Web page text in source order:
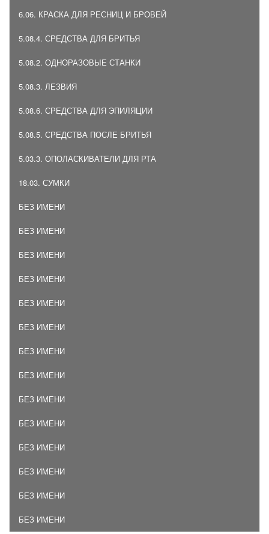
6.06. КРАСКА ДЛЯ РЕСНИЦ И БРОВЕЙ
5.08.4. СРЕДСТВА ДЛЯ БРИТЬЯ
5.08.2. ОДНОРАЗОВЫЕ СТАНКИ
5.08.3. ЛЕЗВИЯ
5.08.6. СРЕДСТВА ДЛЯ ЭПИЛЯЦИИ
5.08.5. СРЕДСТВА ПОСЛЕ БРИТЬЯ
5.03.3. ОПОЛАСКИВАТЕЛИ ДЛЯ РТА
18.03. СУМКИ
БЕЗ ИМЕНИ
БЕЗ ИМЕНИ
БЕЗ ИМЕНИ
БЕЗ ИМЕНИ
БЕЗ ИМЕНИ
БЕЗ ИМЕНИ
БЕЗ ИМЕНИ
БЕЗ ИМЕНИ
БЕЗ ИМЕНИ
БЕЗ ИМЕНИ
БЕЗ ИМЕНИ
БЕЗ ИМЕНИ
БЕЗ ИМЕНИ
БЕЗ ИМЕНИ